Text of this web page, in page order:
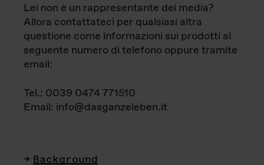
Lei non è un rappresentante dei media?
Allora contattateci per qualsiasi altra
questione come informazioni sui prodotti al
seguente numero di telefono oppure tramite
email:
Tel.: 0039 0474 771510
Email: info@dasganzeleben.it
Background